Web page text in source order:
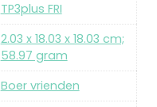
TP3plus FRI
2.03 x 18.03 x 18.03 cm;
58.97 gram
Boer vrienden